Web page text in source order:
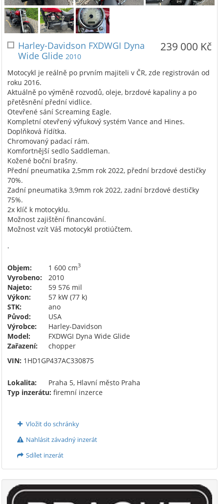
239 000 Kč
Harley-Davidson FXDWGI Dyna
Wide Glide 2010
Motocykl je reálně po prvním majiteli v ČR, zde registrován od
roku 2016.
Aktuálně po výměně rozvodů, oleje, brzdové kapaliny a po
přetěsnění přední vidlice.
Otevřené sání Screaming Eagle.
Kompletní otevřený výfukový systém Vance and Hines.
Doplňková řídítka.
Chromovaný padací rám.
Komfortnější sedlo Saddleman.
Kožené boční brašny.
Přední pneumatika 2,5mm rok 2022, přední brzdové destičky
70%.
Zadní pneumatika 3,9mm rok 2022, zadní brzdové destičky
75%.
2x klíč k motocyklu.
Možnost zajištění financování.
Možnost vzít Váš motocykl protiúčtem.
.
Objem: 1 600 cm3
Vyrobeno:
2010
Najeto:
59 576 mil
Výkon:
57 kW (77 k)
STK:
ano
Původ:
USA
Výrobce:
Harley-Davidson
Model:
FXDWGI Dyna Wide Glide
Zařazení:
chopper
VIN: 1HD1GP437AC330875
Lokalita:
Praha 5, Hlavní město Praha
Typ inzerátu: firemní inzerce
Vložit do schránky
Nahlásit závadný inzerát
Sdílet inzerát